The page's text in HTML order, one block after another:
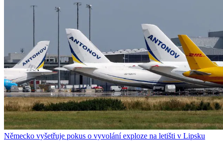
Německo vyšetřuje pokus o vyvolání exploze na letišti v Lipsku